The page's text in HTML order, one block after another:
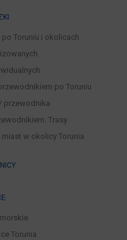
Toruniu i okolicach
po Toruniu
przewodnika
Trasy
w okolicy Torunia
Torunia